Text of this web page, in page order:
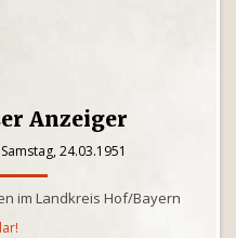
Anzeiger
24.03.1951
im Landkreis Hof/Bayern